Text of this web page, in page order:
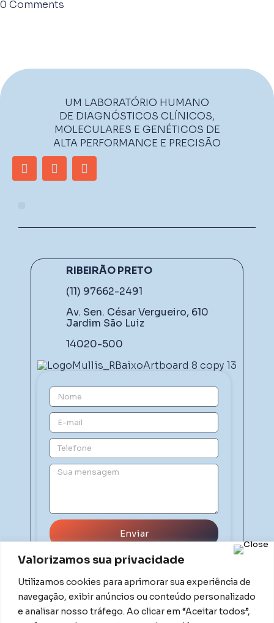
Valorizamos sua privacidade
Utilizamos cookies para aprimorar sua experiência de
navegação, exibir anúncios ou conteúdo personalizado
e analisar nosso tráfego. Ao clicar em “Aceitar todos”,
0 Comments
UM LABORATÓRIO HUMANO
DE DIAGNÓSTICOS CLÍNICOS,
MOLECULARES E GENÉTICOS DE
ALTA PERFORMANCE E PRECISÃO
RIBEIRÃO PRETO
(11) 97662-2491
Av. Sen. César Vergueiro, 610
Jardim São Luiz
14020-500
Enviar